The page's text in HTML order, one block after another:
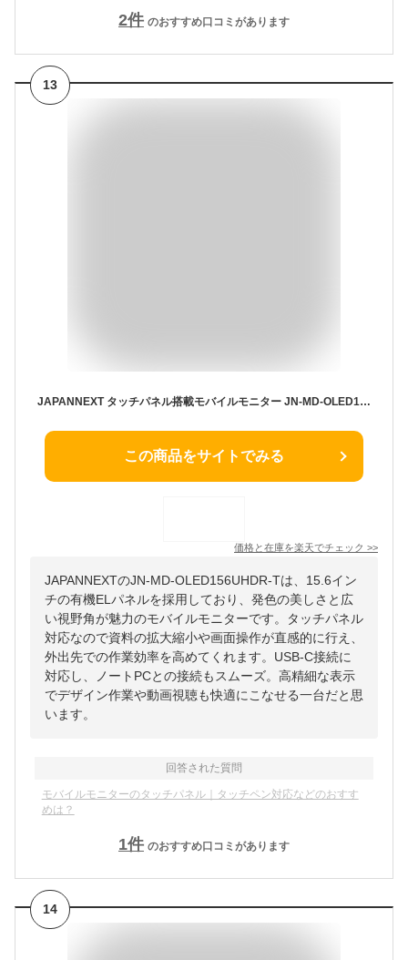
2件 のおすすめ口コミがあります
13
JAPANNEXT タッチパネル搭載モバイルモニター JN-MD-OLED156UHDR-T 保護 フィルム OverLay Eye Protector 9H 9H高硬度 ブルーライトカット
この商品をサイトでみる
価格と在庫を楽天でチェック >>
JAPANNEXTのJN-MD-OLED156UHDR-Tは、15.6イン
チの有機ELパネルを採用しており、発色の美しさと広
い視野角が魅力のモバイルモニターです。タッチパネル
対応なので資料の拡大縮小や画面操作が直感的に行え、
外出先での作業効率を高めてくれます。USB-C接続に
対応し、ノートPCとの接続もスムーズ。高精細な表示
でデザイン作業や動画視聴も快適にこなせる一台だと思
います。
回答された質問
モバイルモニターのタッチパネル｜タッチペン対応などのおすす
めは？
1件 のおすすめ口コミがあります
14